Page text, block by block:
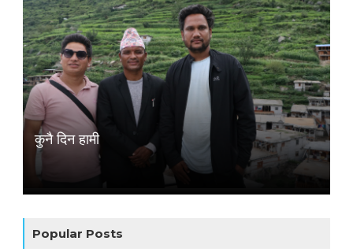
कुनै दिन हामी
Popular Posts